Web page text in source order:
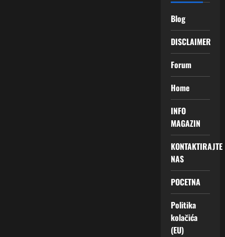
Blog
DISCLAIMER
Forum
Home
INFO
MAGAZIN
KONTAKTIRAJTE
NAS
POCETNA
Politika
kolačića
(EU)